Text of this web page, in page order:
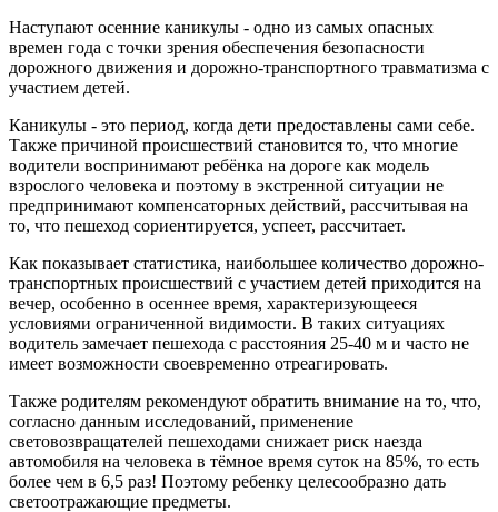
Наступают осенние каникулы - одно из самых опасных
времен года с точки зрения обеспечения безопасности
дорожного движения и дорожно-транспортного травматизма с
участием детей.
Каникулы - это период, когда дети предоставлены сами себе.
Также причиной происшествий становится то, что многие
водители воспринимают ребёнка на дороге как модель
взрослого человека и поэтому в экстренной ситуации не
предпринимают компенсаторных действий, рассчитывая на
то, что пешеход сориентируется, успеет, рассчитает.
Как показывает статистика, наибольшее количество дорожно-
транспортных происшествий с участием детей приходится на
вечер, особенно в осеннее время, характеризующееся
условиями ограниченной видимости. В таких ситуациях
водитель замечает пешехода с расстояния 25-40 м и часто не
имеет возможности своевременно отреагировать.
Также родителям рекомендуют обратить внимание на то, что,
согласно данным исследований, применение
световозвращателей пешеходами снижает риск наезда
автомобиля на человека в тёмное время суток на 85%, то есть
более чем в 6,5 раз! Поэтому ребенку целесообразно дать
светоотражающие предметы.